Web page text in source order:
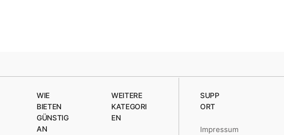
WIE
BIETEN
GÜNSTIG
AN
WEITERE
KATEGORI
EN
SUPP
ORT
Impressum